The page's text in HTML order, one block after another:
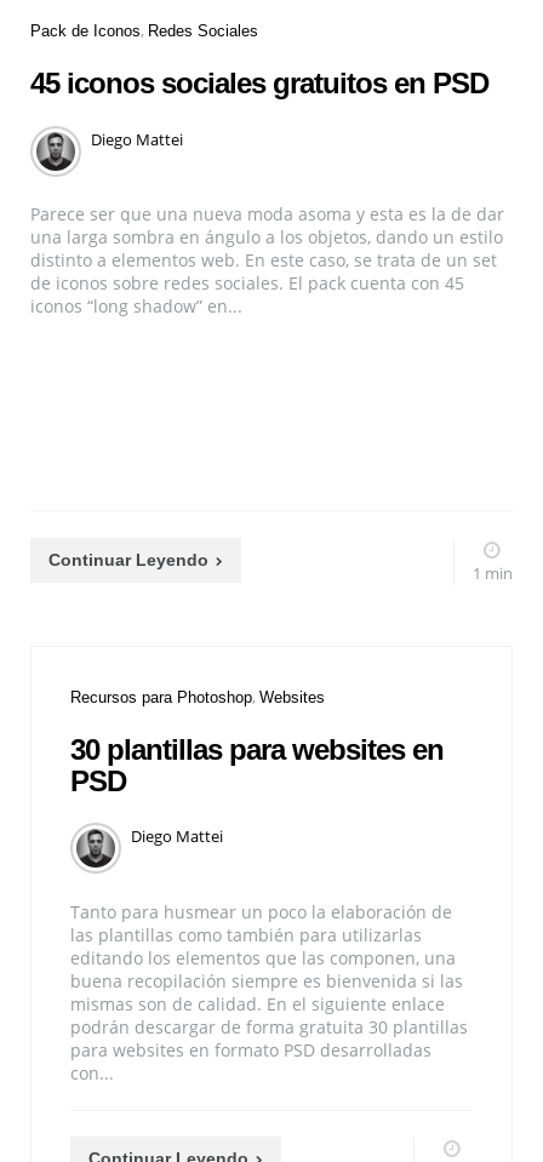
Pack de Iconos Redes Sociales
45 iconos sociales gratuitos en PSD
Diego Mattei
Parece ser que una nueva moda asoma y esta es la de dar
una larga sombra en ángulo a los objetos, dando un estilo
distinto a elementos web. En este caso, se trata de un set
de iconos sobre redes sociales. El pack cuenta con 45
iconos “long shadow” en...
Continuar Leyendo
1 min
Recursos para Photoshop Websites
30 plantillas para websites en
PSD
Diego Mattei
Tanto para husmear un poco la elaboración de
las plantillas como también para utilizarlas
editando los elementos que las componen, una
buena recopilación siempre es bienvenida si las
mismas son de calidad. En el siguiente enlace
podrán descargar de forma gratuita 30 plantillas
para websites en formato PSD desarrolladas
con...